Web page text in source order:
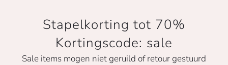
Stapelkorting tot 70%
Kortingscode: sale
Sale items mogen niet geruild of retour gestuurd